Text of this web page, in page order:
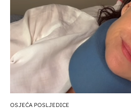
OSJEĆA POSLJEDICE